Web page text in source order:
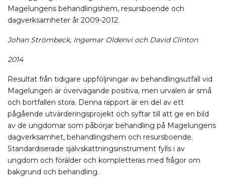
Magelungens behandlingshem, resursboende och
dagverksamheter år 2009-2012.
Johan Strömbeck, Ingemar Oldenvi och David Clinton
2014
Resultat från tidigare uppföljningar av behandlingsutfall vid
Magelungen är övervägande positiva, men urvalen är små
och bortfallen stora. Denna rapport är en del av ett
pågående utvärderingsprojekt och syftar till att ge en bild
av de ungdomar som påbörjar behandling på Magelungens
dagverksamhet, behandlingshem och resursboende.
Standardiserade självskattningsinstrument fylls i av
ungdom och förälder och kompletteras med frågor om
bakgrund och behandling.